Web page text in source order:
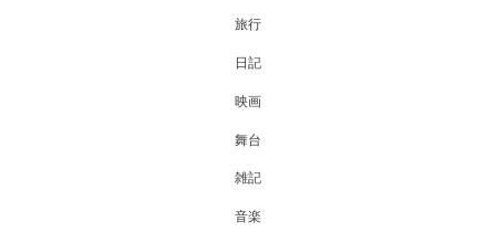
旅行
日記
映画
舞台
雑記
音楽